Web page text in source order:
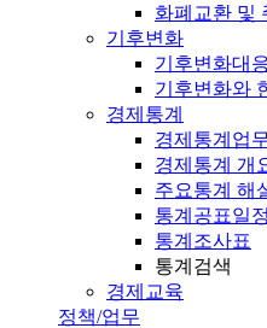
화폐교환 및
기후변화
기후변화대
기후변화와
경제통계
경제통계업
경제통계 개
주요통계 해
통계공표일정
통계조사표
통계검색
경제교육
정책/업무